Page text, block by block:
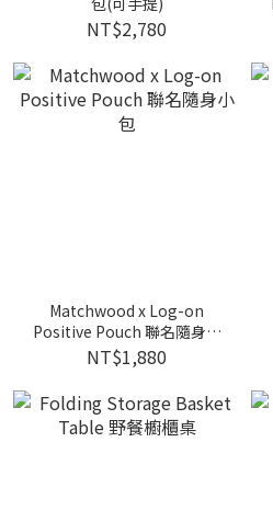
NT$2,780
Matchwood x Log-on
Positive Pouch 聯名隨身小
包
NT$1,880